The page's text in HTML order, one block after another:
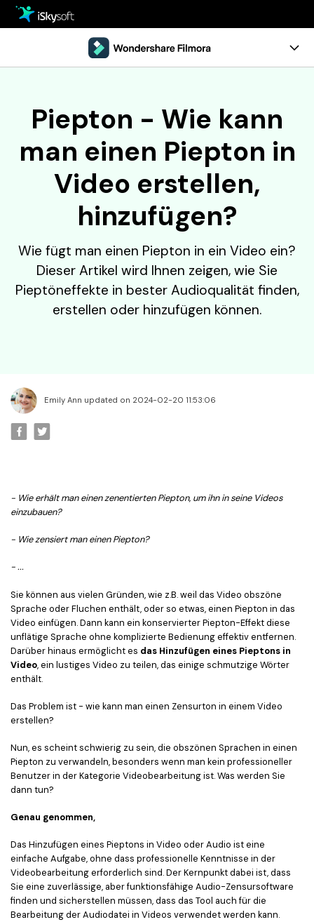
Office
Dienstprogramm
Dienstprogramm
Design
Download
Support
Tutorials
Referenz
Kostenlos Testen Jetzt Kaufen
Piepton - Wie kann
man einen Piepton in
Video erstellen,
hinzufügen?
Wie fügt man einen Piepton in ein Video ein?
Dieser Artikel wird Ihnen zeigen, wie Sie
Pieptöneffekte in bester Audioqualität finden,
erstellen oder hinzufügen können.
Emily Ann updated on 2024-02-20 11:53:06
- Wie erhält man einen zenentierten Piepton, um ihn in seine Videos
einzubauen?
- Wie zensiert man einen Piepton?
- ...
Sie können aus vielen Gründen, wie z.B. weil das Video obszöne
Sprache oder Fluchen enthält, oder so etwas, einen Piepton in das
Video einfügen. Dann kann ein konservierter Piepton-Effekt diese
unflätige Sprache ohne komplizierte Bedienung effektiv entfernen.
Darüber hinaus ermöglicht es das Hinzufügen eines Pieptons in
Video, ein lustiges Video zu teilen, das einige schmutzige Wörter
enthält.
Das Problem ist - wie kann man einen Zensurton in einem Video
erstellen?
Nun, es scheint schwierig zu sein, die obszönen Sprachen in einen
Piepton zu verwandeln, besonders wenn man kein professioneller
Benutzer in der Kategorie Videobearbeitung ist. Was werden Sie
dann tun?
Genau genommen,
Das Hinzufügen eines Pieptons in Video oder Audio ist eine
einfache Aufgabe, ohne dass professionelle Kenntnisse in der
Videobearbeitung erforderlich sind. Der Kernpunkt dabei ist, dass
Sie eine zuverlässige, aber funktionsfähige Audio-Zensursoftware
finden und sicherstellen müssen, dass das Tool auch für die
Bearbeitung der Audiodatei in Videos verwendet werden kann.